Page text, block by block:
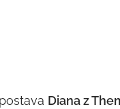
Diana z